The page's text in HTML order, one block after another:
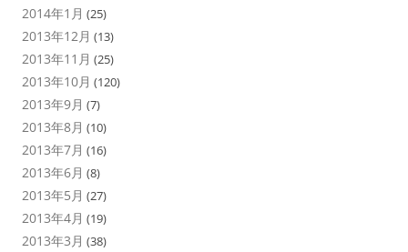
2014年1月 (25)
2013年12月 (13)
2013年11月 (25)
2013年10月 (120)
2013年9月 (7)
2013年8月 (10)
2013年7月 (16)
2013年6月 (8)
2013年5月 (27)
2013年4月 (19)
2013年3月 (38)